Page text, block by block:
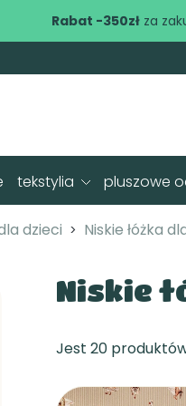
Rabat -350złza
tekstylia pluszowe
dzieci Niskie łóżka
Niskie
Jest 20